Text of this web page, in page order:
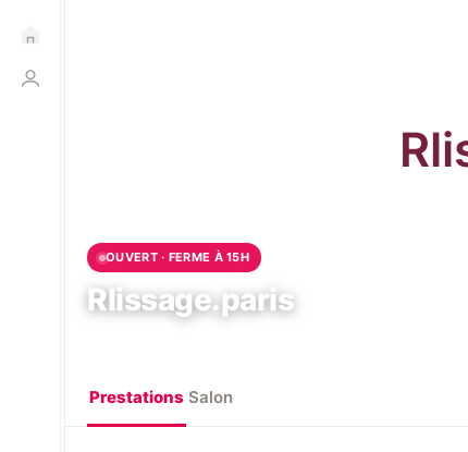
OUVERT · FERME À 15H
Rlissage.paris
Prestations Salon